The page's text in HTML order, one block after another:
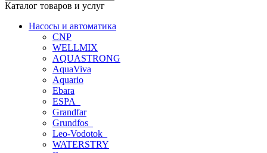
Каталог товаров и услуг
Насосы и автоматика
CNP
WELLMIX
AQUASTRONG
AquaViva
Aquario
Ebara
ESPA_
Grandfar
Grundfos_
Leo-Vodotok_
WATERSTRY